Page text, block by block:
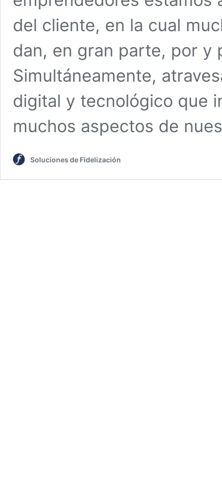
del cliente, en la cual
dan, en gran parte, por y
Simultáneamente,
digital y tecnológico que
muchos aspectos de
Soluciones de Fidelización